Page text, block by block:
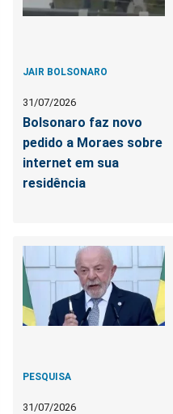
JAIR BOLSONARO
31/07/2026
Bolsonaro faz novo
pedido a Moraes sobre
internet em sua
residência
PESQUISA
31/07/2026